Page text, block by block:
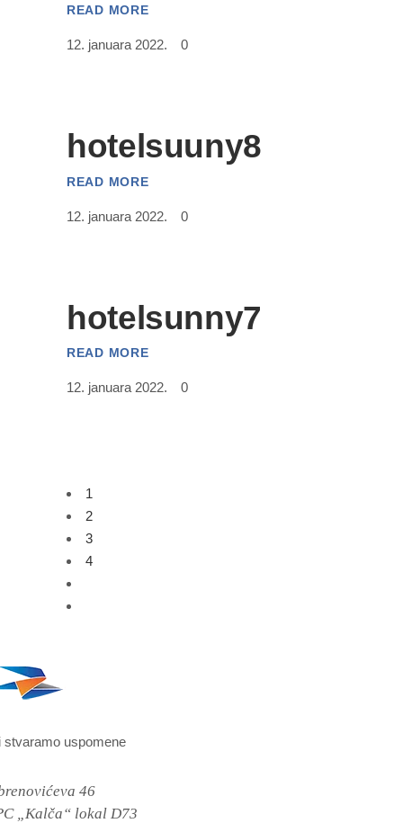
READ MORE
12. januara 2022. 0
hotelsuuny8
READ MORE
12. januara 2022. 0
hotelsunny7
READ MORE
12. januara 2022. 0
1
2
3
4
stvaramo uspomene
46
„Kalča“ lokal D73